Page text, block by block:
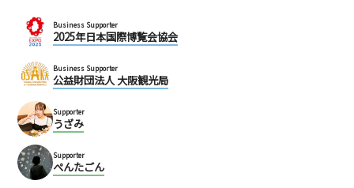
Business Supporter
2025年日本国際博覧会協会
Business Supporter
公益財団法人 大阪観光局
Supporter
うざみ
Supporter
ぺんたごん